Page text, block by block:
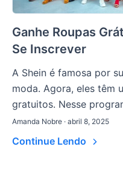
Ganhe Roupas
Se Inscrever
A Shein é famosa por
moda. Agora, eles têm
gratuitos. Nesse
Amanda Nobre · abril 8, 2025
Continue Lendo